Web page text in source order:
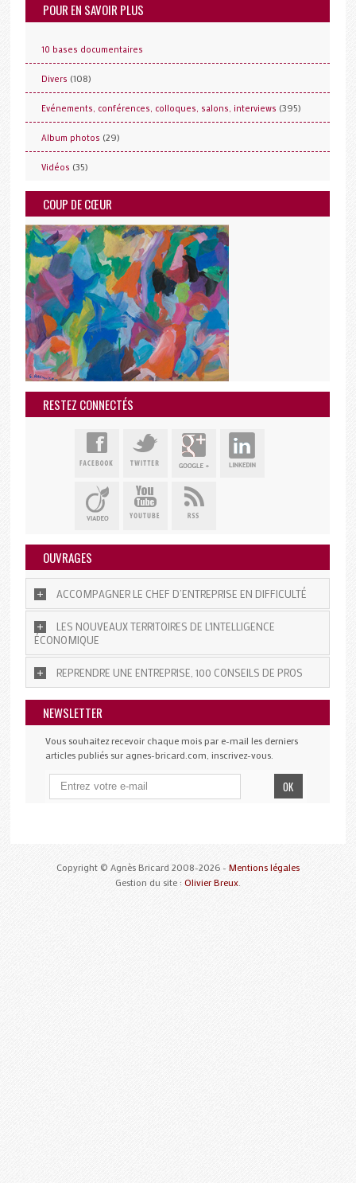
POUR EN SAVOIR PLUS
10 bases documentaires
Divers (108)
Evénements, conférences, colloques, salons, interviews (395)
Album photos (29)
Vidéos (35)
COUP DE CŒUR
RESTEZ CONNECTÉS
OUVRAGES
ACCOMPAGNER LE CHEF D’ENTREPRISE EN DIFFICULTÉ
LES NOUVEAUX TERRITOIRES DE L'INTELLIGENCE
ÉCONOMIQUE
REPRENDRE UNE ENTREPRISE, 100 CONSEILS DE PROS
NEWSLETTER
Vous souhaitez recevoir chaque mois par e-mail les derniers
articles publiés sur agnes-bricard.com, inscrivez-vous.
Copyright © Agnès Bricard 2008-2026 - Mentions légales
Gestion du site : Olivier Breux.